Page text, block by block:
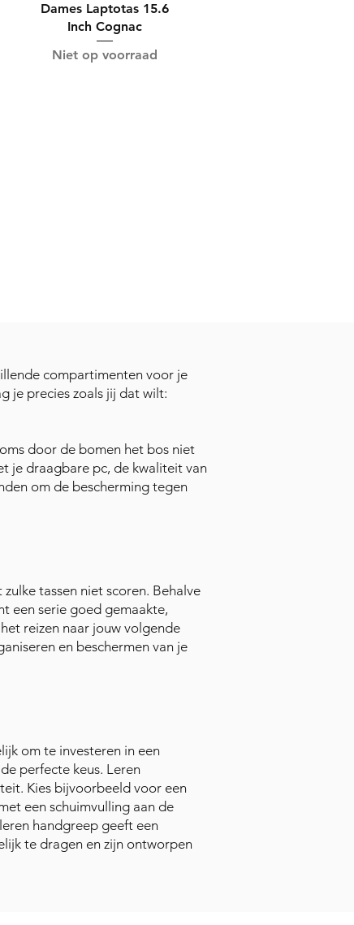
Dames Laptotas 15.6
Inch Cognac
Niet op voorraad
compartimenten voor je
je precies zoals jij dat wilt:
door de bomen het bos niet
je draagbare pc, de kwaliteit van
om de bescherming tegen
tassen niet scoren. Behalve
een serie goed gemaakte,
reizen naar jouw volgende
en beschermen van je
om te investeren in een
perfecte keus. Leren
Kies bijvoorbeeld voor een
een schuimvulling aan de
handgreep geeft een
te dragen en zijn ontworpen